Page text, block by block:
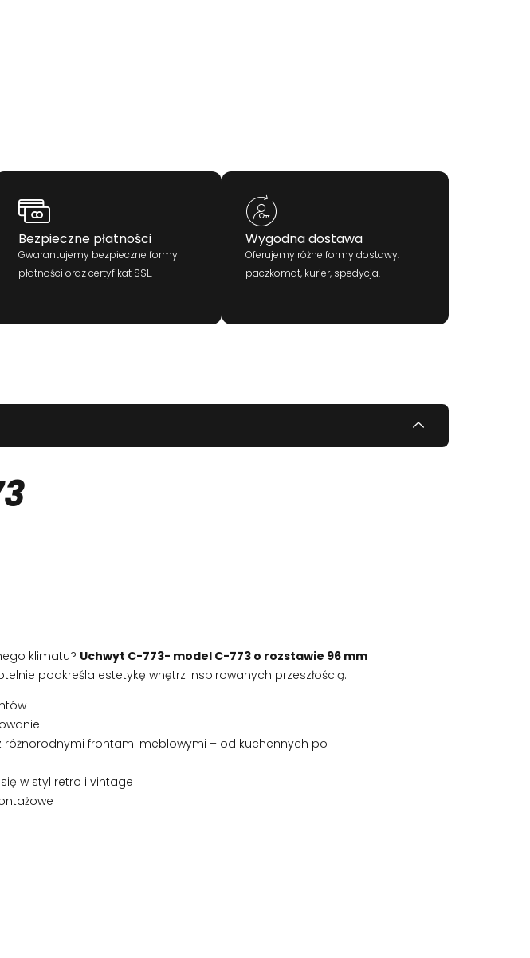
Bezpieczne płatności
Gwarantujemy bezpieczne formy
płatności oraz certyfikat SSL.
Wygodna dostawa
Oferujemy różne formy dostawy:
paczkomat, kurier, spedycja.
klimatu? Uchwyt C-773- model C-773 o rozstawie 96 mm
podkreśla estetykę wnętrz inspirowanych przeszłością.
różnorodnymi frontami meblowymi – od kuchennych po
w styl retro i vintage